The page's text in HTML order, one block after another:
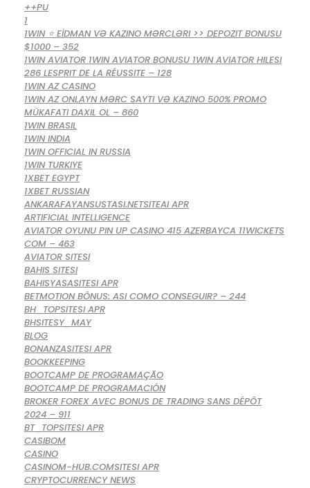
++PU
1
1WIN ⭐ EİDMAN VƏ KAZINO MƏRCLƏRI >> DEPOZIT BONUSU
$1000 – 352
1WIN AVIATOR 1WIN AVIATOR BONUSU 1WIN AVIATOR HILESI
286 LESPRIT DE LA RÉUSSITE – 128
1WIN AZ CASINO
1WIN AZ ONLAYN MƏRC SAYTI VƏ KAZINO 500% PROMO
MÜKAFATI DAXIL OL – 860
1WIN BRASIL
1WIN INDIA
1WIN OFFICIAL IN RUSSIA
1WIN TURKIYE
1XBET EGYPT
1XBET RUSSIAN
ANKARAFAYANSUSTASI.NETSITEAI APR
ARTIFICIAL INTELLIGENCE
AVIATOR OYUNU PIN UP CASINO 415 AZERBAYCA 11WICKETS
COM – 463
AVIATOR SITESI
BAHIS SITESI
BAHISYASASITESI APR
BETMOTION BÔNUS: ASI COMO CONSEGUIR? – 244
BH_TOPSITESI APR
BHSITESY_MAY
BLOG
BONANZASITESI APR
BOOKKEEPING
BOOTCAMP DE PROGRAMAÇÃO
BOOTCAMP DE PROGRAMACIÓN
BROKER FOREX AVEC BONUS DE TRADING SANS DÉPÔT
2024 – 911
BT_TOPSITESI APR
CASIBOM
CASINO
CASINOM-HUB.COMSITESI APR
CRYPTOCURRENCY NEWS